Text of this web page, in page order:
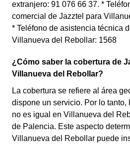
extranjero: 91 076 66 37. *
comercial de Jazztel para
* Teléfono de asistencia técnica
Villanueva del Rebollar: 1568
¿Cómo saber la cobertura de
Villanueva del Rebollar?
La cobertura se refiere al área
dispone un servicio. Por lo tanto,
no es igual en Villanueva del
de Palencia. Este aspecto
Villanueva del Rebollar puede